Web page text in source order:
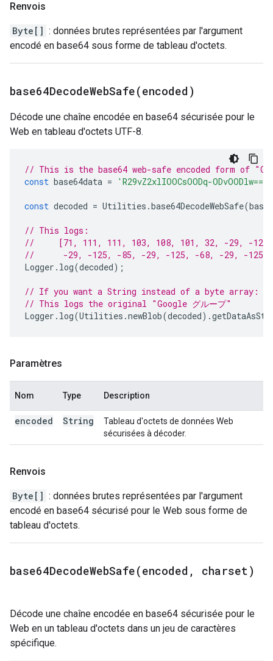
Renvois
Byte[] : données brutes représentées par l'argument
encodé en base64 sous forme de tableau d'octets.
base64DecodeWebSafe(encoded)
Décode une chaîne encodée en base64 sécurisée pour le
Web en tableau d'octets UTF-8.
// This is the base64 web-safe encoded form of
const base64data = 'R29vZ2xlIOOCsOODq-ODvOODlw=='
const decoded = Utilities .base64DecodeWebSafe(
// This logs:
//     [71, 111, 111, 103, 108, 101, 32, -29, -
//      -29, -125, -85, -29, -125, -68, -29, -125,
Logger . log(decoded);
// If you want a String instead of a byte array:
// This logs the original "Google グループ"
Logger . log(Utilities .newBlob(decoded).
Paramètres
Nom Type Description
encoded String
Tableau d'octets de données Web
sécurisées à décoder.
Renvois
Byte[] : données brutes représentées par l'argument
encodé en base64 sécurisé pour le Web sous forme de
tableau d'octets.
base64DecodeWebSafe(encoded , charset)
Décode une chaîne encodée en base64 sécurisée pour le
Web en un tableau d'octets dans un jeu de caractères
spécifique.